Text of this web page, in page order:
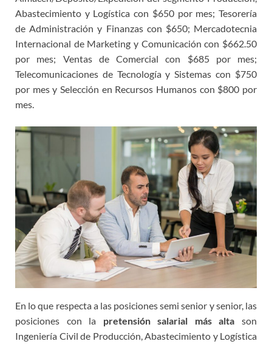
Abastecimiento y Logística con $650 por mes; Tesorería
de Administración y Finanzas con $650; Mercadotecnia
Internacional de Marketing y Comunicación con $662.50
por mes; Ventas de Comercial con $685 por mes;
Telecomunicaciones de Tecnología y Sistemas con $750
por mes y Selección en Recursos Humanos con $800 por
mes.
En lo que respecta a las posiciones semi senior y senior, las
posiciones con la pretensión salarial más alta son
Ingeniería Civil de Producción, Abastecimiento y Logística